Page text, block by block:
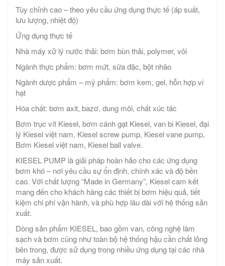
Tùy chỉnh cao – theo yêu cầu ứng dụng thực tế (áp suất,
lưu lượng, nhiệt độ)
Ứng dụng thực tế
Nhà máy xử lý nước thải: bơm bùn thải, polymer, vôi
Ngành thực phẩm: bơm mứt, sữa đặc, bột nhão
Ngành dược phẩm – mỹ phẩm: bơm kem, gel, hỗn hợp vi
hạt
Hóa chất: bơm axit, bazơ, dung môi, chất xúc tác
Bơm trục vít Kiesel, bơm cánh gạt Kiesel, van bi Kiesel, đại
lý Kiesel việt nam, Kiesel screw pump, Kiesel vane pump,
Bơm Kiesel việt nam, Kiesel ball valve.
KIESEL PUMP là giải pháp hoàn hảo cho các ứng dụng
bơm khó – nơi yêu cầu sự ổn định, chính xác và độ bền
cao. Với chất lượng “Made in Germany”, Kiesel cam kết
mang đến cho khách hàng các thiết bị bơm hiệu quả, tiết
kiệm chi phí vận hành, và phù hợp lâu dài với hệ thống sản
xuất.
Dòng sản phẩm KIESEL, bao gồm van, công nghệ làm
sạch và bơm cũng như toàn bộ hệ thống hậu cần chất lỏng
bên trong, được sử dụng trong nhiều ứng dụng tại các nhà
máy sản xuất.